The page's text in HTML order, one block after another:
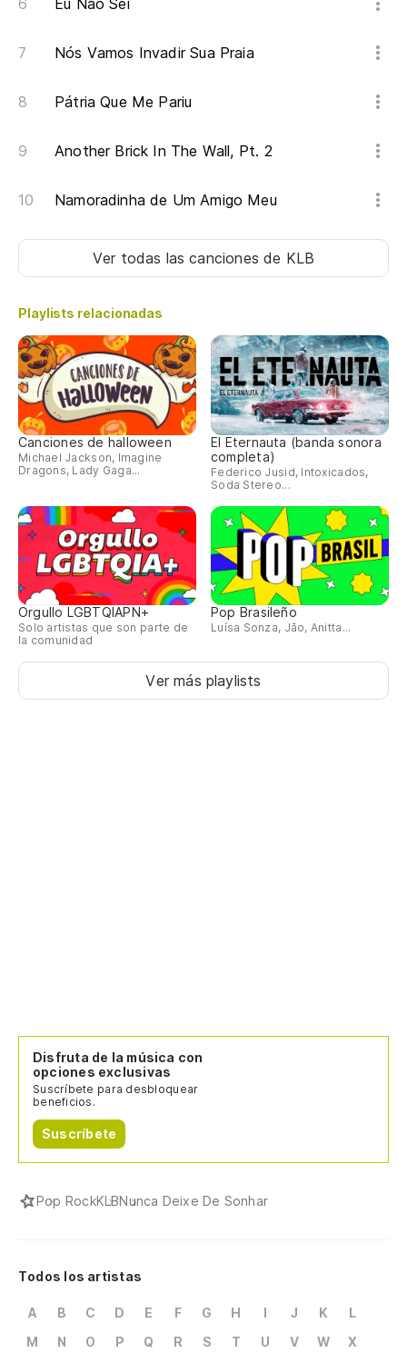
Eu Não Sei
Nós Vamos Invadir Sua Praia
Pátria Que Me Pariu
Another Brick In The Wall, Pt. 2
Namoradinha de Um Amigo Meu
Ver todas las cancionesde KLB
Playlists relacionadas
Canciones de halloween
Michael Jackson, Imagine
Dragons, Lady Gaga...
El Eternauta (banda sonora
completa)
Federico Jusid, Intoxicados,
Soda Stereo...
Orgullo LGBTQIAPN+
Solo artistas que son parte de
la comunidad
Pop Brasileño
Luísa Sonza, Jão, Anitta...
Ver más playlists
Disfruta de la música con
opciones exclusivas
Suscríbete para desbloquear
beneficios.
Suscríbete
Pop RockKLBNunca Deixe De Sonhar
Todos los artistas
A B C D E F G H I J K
L
M
N O P Q R S T U V W
X